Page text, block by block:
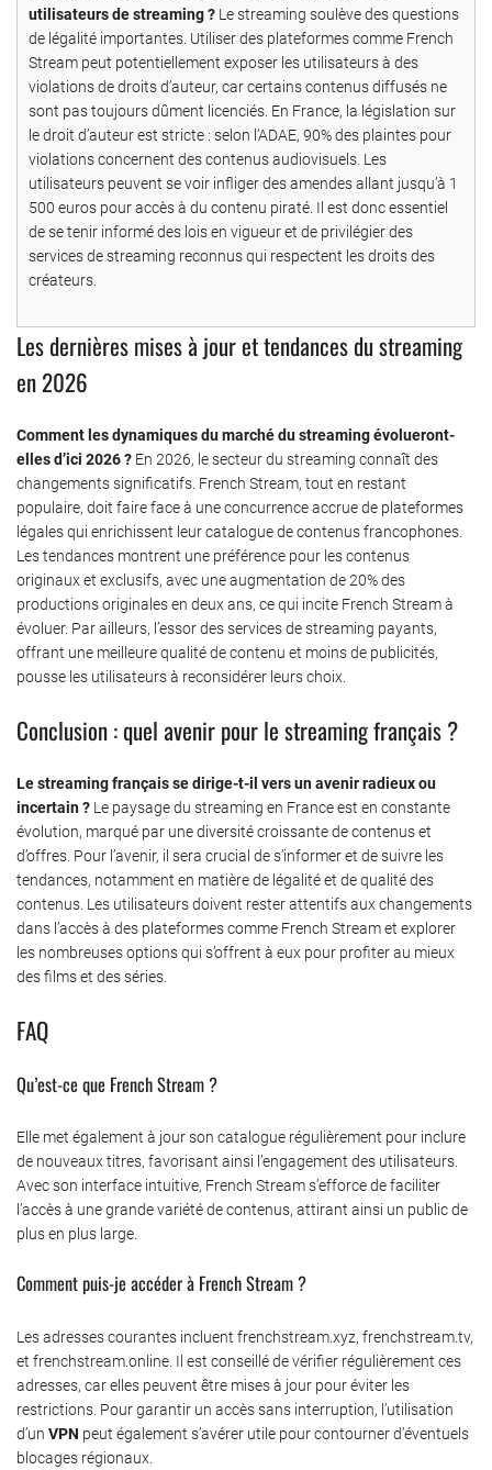
utilisateurs de streaming ? Le streaming soulève des questions
de légalité importantes. Utiliser des plateformes comme French
Stream peut potentiellement exposer les utilisateurs à des
violations de droits d’auteur, car certains contenus diffusés ne
sont pas toujours dûment licenciés. En France, la législation sur
le droit d’auteur est stricte : selon l’ADAE, 90% des plaintes pour
violations concernent des contenus audiovisuels. Les
utilisateurs peuvent se voir infliger des amendes allant jusqu’à 1
500 euros pour accès à du contenu piraté. Il est donc essentiel
de se tenir informé des lois en vigueur et de privilégier des
services de streaming reconnus qui respectent les droits des
créateurs.
Les dernières mises à jour et tendances du streaming
en 2026
Comment les dynamiques du marché du streaming évolueront-
elles d’ici 2026 ? En 2026, le secteur du streaming connaît des
changements significatifs. French Stream, tout en restant
populaire, doit faire face à une concurrence accrue de plateformes
légales qui enrichissent leur catalogue de contenus francophones.
Les tendances montrent une préférence pour les contenus
originaux et exclusifs, avec une augmentation de 20% des
productions originales en deux ans, ce qui incite French Stream à
évoluer. Par ailleurs, l’essor des services de streaming payants,
offrant une meilleure qualité de contenu et moins de publicités,
pousse les utilisateurs à reconsidérer leurs choix.
Conclusion : quel avenir pour le streaming français ?
Le streaming français se dirige-t-il vers un avenir radieux ou
incertain ? Le paysage du streaming en France est en constante
évolution, marqué par une diversité croissante de contenus et
d’offres. Pour l’avenir, il sera crucial de s’informer et de suivre les
tendances, notamment en matière de légalité et de qualité des
contenus. Les utilisateurs doivent rester attentifs aux changements
dans l’accès à des plateformes comme French Stream et explorer
les nombreuses options qui s’offrent à eux pour profiter au mieux
des films et des séries.
FAQ
Qu’est-ce que French Stream ?
Elle met également à jour son catalogue régulièrement pour inclure
de nouveaux titres, favorisant ainsi l’engagement des utilisateurs.
Avec son interface intuitive, French Stream s’efforce de faciliter
l’accès à une grande variété de contenus, attirant ainsi un public de
plus en plus large.
Comment puis-je accéder à French Stream ?
Les adresses courantes incluent frenchstream.xyz, frenchstream.tv,
et frenchstream.online. Il est conseillé de vérifier régulièrement ces
adresses, car elles peuvent être mises à jour pour éviter les
restrictions. Pour garantir un accès sans interruption, l’utilisation
d’un VPN peut également s’avérer utile pour contourner d’éventuels
blocages régionaux.